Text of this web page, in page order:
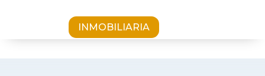
INMOBILIARIA